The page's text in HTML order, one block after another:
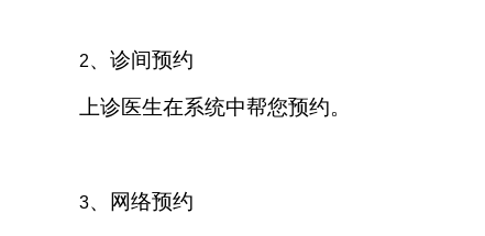
2、诊间预约
上诊医生在系统中帮您预约。
3、网络预约